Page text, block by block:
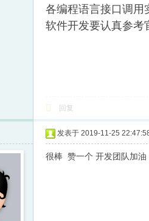
各编程语言接口调用
软件开发要认真参考
回复
发表于 2019-11-25
很棒 赞一个 开发团队加油